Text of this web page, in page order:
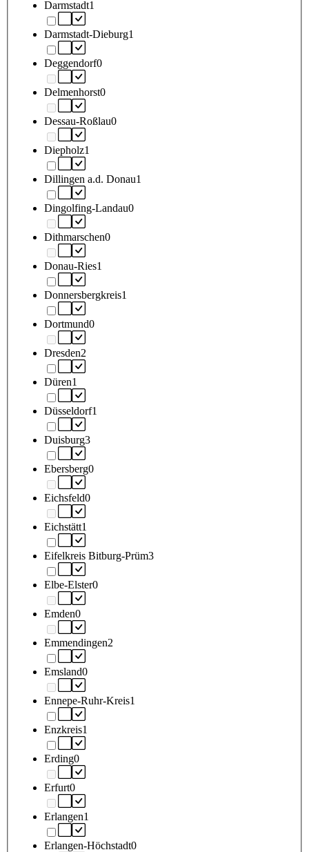
Darmstadt1
Darmstadt-Dieburg1
Deggendorf0
Delmenhorst0
Dessau-Roßlau0
Diepholz1
Dillingen a.d. Donau1
Dingolfing-Landau0
Dithmarschen0
Donau-Ries1
Donnersbergkreis1
Dortmund0
Dresden2
Düren1
Düsseldorf1
Duisburg3
Ebersberg0
Eichsfeld0
Eichstätt1
Eifelkreis Bitburg-Prüm3
Elbe-Elster0
Emden0
Emmendingen2
Emsland0
Ennepe-Ruhr-Kreis1
Enzkreis1
Erding0
Erfurt0
Erlangen1
Erlangen-Höchstadt0